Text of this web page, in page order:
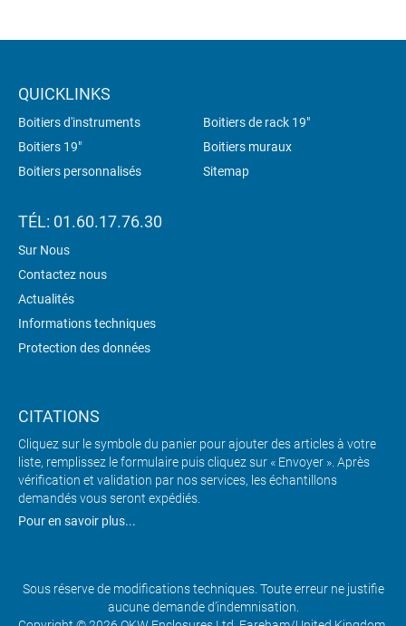
QUICKLINKS
Boitiers d'instruments
Boitiers de rack 19"
Boitiers 19"
Boitiers muraux
Boitiers personnalisés
Sitemap
TÉL: 01.60.17.76.30
Sur Nous
Contactez nous
Actualités
Informations techniques
Protection des données
CITATIONS
Cliquez sur le symbole du panier pour ajouter des articles à votre
liste, remplissez le formulaire puis cliquez sur « Envoyer ». Après
vérification et validation par nos services, les échantillons
demandés vous seront expédiés.
Pour en savoir plus...
Sous réserve de modifications techniques. Toute erreur ne justifie
aucune demande d’indemnisation.